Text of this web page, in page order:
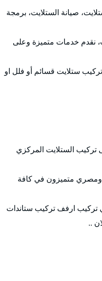
صيانة الستلايت، برمجة
نقدم خدمات متميزة وعلى
ستلايت قسائم أو فلل او
تركيب الستلايت المركزي
ومصري متميزون في كافة
ارفف تركيب ستاندات
..